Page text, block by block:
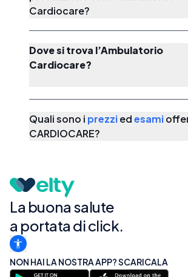
Cardiocare?
Dove si trova l’Ambulatorio
Cardiocare?
Quali sono i prezziedesami
CARDIOCARE?
La buona salute
a portata di click.
NON HAI LA NOSTRA APP? SCARICALA